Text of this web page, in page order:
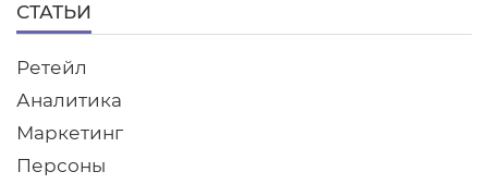
СТАТЬИ
Ретейл
Аналитика
Маркетинг
Персоны